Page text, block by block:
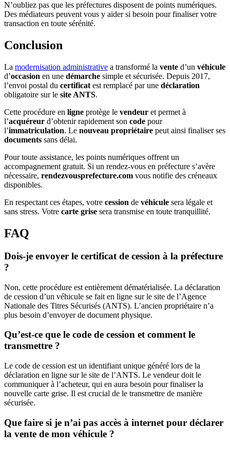
N’oubliez pas que les préfectures disposent de points numériques.
Des médiateurs peuvent vous y aider si besoin pour finaliser votre
transaction en toute sérénité.
Conclusion
La modernisation administrative a transformé la vente d’un véhicule
d’occasion en une démarche simple et sécurisée. Depuis 2017,
l’envoi postal du certificat est remplacé par une déclaration
obligatoire sur le site ANTS.
Cette procédure en ligne protège le vendeur et permet à
l’acquéreur d’obtenir rapidement son code pour
l’immatriculation. Le nouveau propriétaire peut ainsi finaliser ses
documents sans délai.
Pour toute assistance, les points numériques offrent un
accompagnement gratuit. Si un rendez-vous en préfecture s’avère
nécessaire, rendezvousprefecture.com vous notifie des créneaux
disponibles.
En respectant ces étapes, votre cession de véhicule sera légale et
sans stress. Votre carte grise sera transmise en toute tranquillité.
FAQ
Dois-je envoyer le certificat de cession à la préfecture
?
Non, cette procédure est entièrement dématérialisée. La déclaration
de cession d’un véhicule se fait en ligne sur le site de l’Agence
Nationale des Titres Sécurisés (ANTS). L’ancien propriétaire n’a
plus besoin d’envoyer de document physique.
Qu’est-ce que le code de cession et comment le
transmettre ?
Le code de cession est un identifiant unique généré lors de la
déclaration en ligne sur le site de l’ANTS. Le vendeur doit le
communiquer à l’acheteur, qui en aura besoin pour finaliser la
nouvelle carte grise. Il est crucial de le transmettre de manière
sécurisée.
Que faire si je n’ai pas accès à internet pour déclarer
la vente de mon véhicule ?